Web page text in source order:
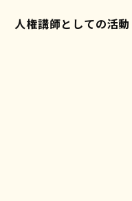
人権講師としての活動